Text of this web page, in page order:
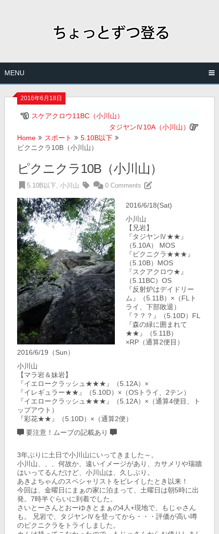
MENU
2016年6月18日
スケアクロウ11BC（小川山）
タジヤンⅣ10A（小川山）
Home
スポート
5.10B以下
ピクニクラ10B（小川山）
ピクニクラ10B（小川山）
5.10B以下,小川山 0 Comments
2016/6/18(Sat)
小川山
【兄岩】
『タジヤンⅣ★★』
（5.10A） MOS
『ピクニクラ★★★』
（5.10B）MOS
『スクアクロウ★』
（5.11BC）OS
『反射炉はデイドリー
ム』（5.11B）×（FLト
ライ、下部敗退）
『？？？』（5.10D）FL
『森の緑に囲まれて
★★』（5.11B）
×RP（通算2便目）
2016/6/19（Sun）
小川山
【マラ岩＆妹岩】
『イエロークラッシュ★★★』（5.12A）×
『イレギュラー★★』（5.10D）×（OSトライ、2テン）
『イエロークラッシュ★★★』（5.12A）×（通算4便目、ト
ップアウト）
『彩花★★』（5.10D）×（通算2便）
要注意！ムーブの記載あり
3年ぶりに土日で小川山にいってきました～。
小川山、、、何故か、遠いイメージがあり、カサメリや瑞牆
はいってるんだけど、小川山は、久しぶり。
あきよちゃんのスペシャリストをビレイしたとき以来！
今回は、金曜日にまぁの家に泊まって、土曜日は朝5時に出
発。7時半ぐらいに到着でした。
さいとーさんとおーゆきとまぁの4人+現地で、もじゃさん
も。 兄岩で、タジヤンⅣを登ってから・・・評価が高い噂
のピクニクラをトライしました。